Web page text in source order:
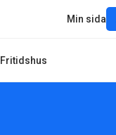
Fritidshus
Min sida